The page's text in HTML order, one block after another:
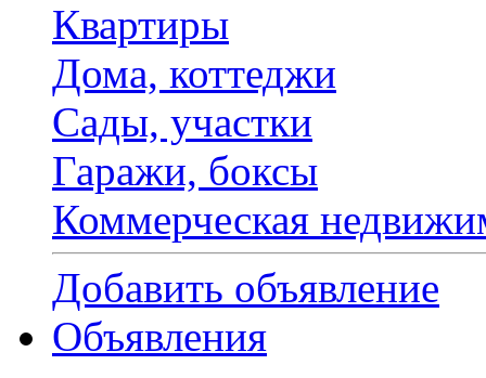
Квартиры
Дома, коттеджи
Сады, участки
Гаражи, боксы
Коммерческая
Добавить объявление
Объявления